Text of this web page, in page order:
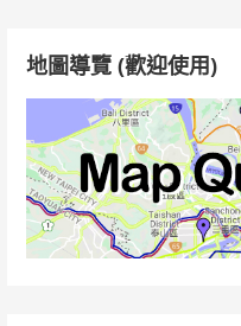
地圖導覽 (歡迎使用)